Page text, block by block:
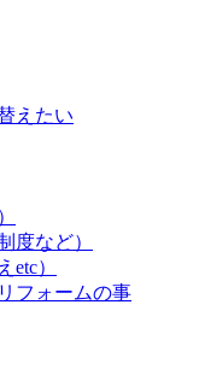
えたい
度など）
）
フォームの事